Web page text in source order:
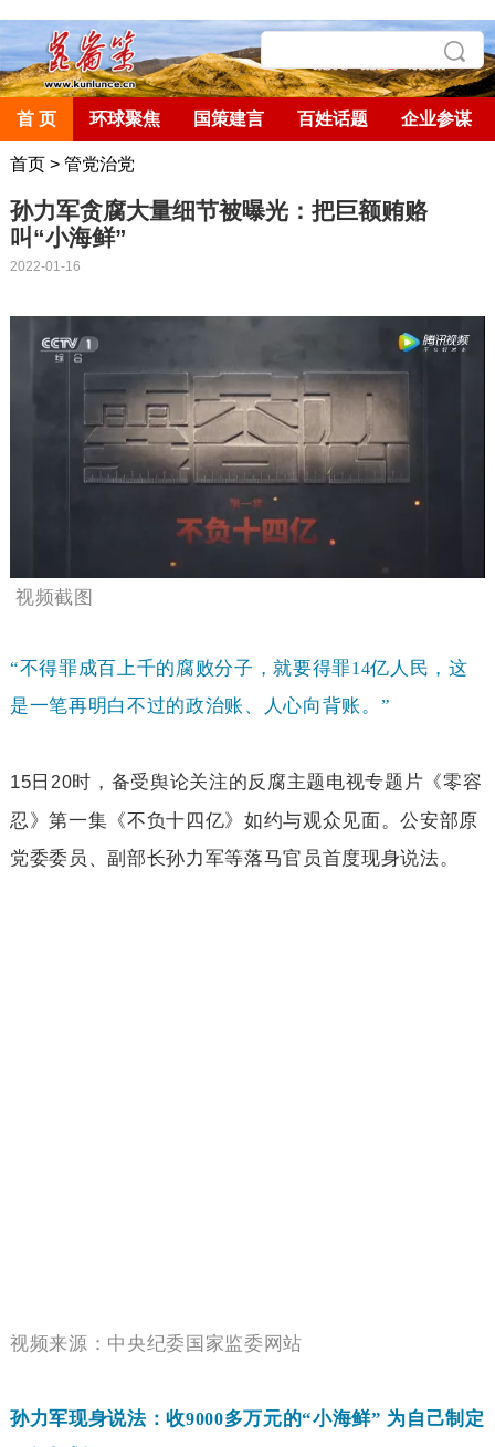
首 页 环球聚焦 国策建言 百姓话题 企业参谋
首页> 管党治党
孙力军贪腐大量细节被曝光：把巨额贿赂
叫“小海鲜”
2022-01-16
视频截图
“不得罪成百上千的腐败分子，就要得罪14亿人民，这
是一笔再明白不过的政治账、人心向背账。”
15 日 20时，备受舆论关注的反腐主题电视专题片《零容
忍》第一集《不负十四亿》如约与观众见面。公安部原
党委委员、副部长孙力军等落马官员首度现身说法。
视频来源：中央纪委国家监委网站
孙力军现身说法：收9000多万元的“小海鲜” 为自己制定